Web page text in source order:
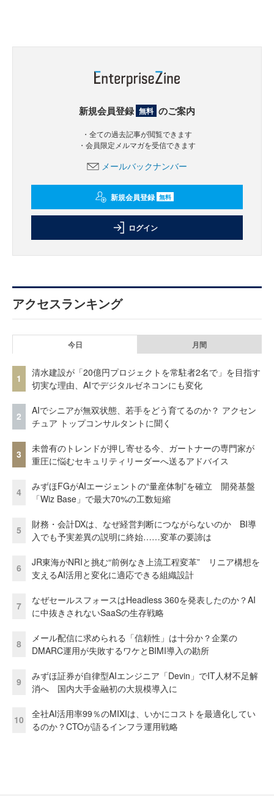
新規会員登録 無料 のご案内
・全ての過去記事が閲覧できます
・会員限定メルマガを受信できます
メールバックナンバー
新規会員登録 無料
ログイン
アクセスランキング
今日 月間
1
清水建設が「20億円プロジェクトを常駐者2名で」を目指す
切実な理由、AIでデジタルゼネコンにも変化
2
AIでシニアが無双状態、若手をどう育てるのか？ アクセン
チュア トップコンサルタントに聞く
3
未曾有のトレンドが押し寄せる今、ガートナーの専門家が
重圧に悩むセキュリティリーダーへ送るアドバイス
4
みずほFGがAIエージェントの“量産体制”を確立 開発基盤
「Wiz Base」で最大70%の工数短縮
5
財務・会計DXは、なぜ経営判断につながらないのか BI導
入でも予実差異の説明に終始……変革の要諦は
6
JR東海がNRIと挑む“前例なき上流工程変革” リニア構想を
支えるAI活用と変化に適応できる組織設計
7
なぜセールスフォースはHeadless 360を発表したのか？AI
に中抜きされないSaaSの生存戦略
8
メール配信に求められる「信頼性」は十分か？企業の
DMARC運用が失敗するワケとBIMI導入の勘所
9
みずほ証券が自律型AIエンジニア「Devin」でIT人材不足解
消へ 国内大手金融初の大規模導入に
10
全社AI活用率99％のMIXIは、いかにコストを最適化してい
るのか？CTOが語るインフラ運用戦略